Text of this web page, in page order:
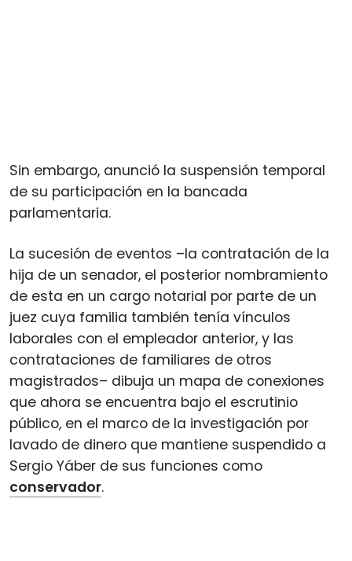
Sin embargo, anunció la suspensión temporal
de su participación en la bancada
parlamentaria.
La sucesión de eventos –la contratación de la
hija de un senador, el posterior nombramiento
de esta en un cargo notarial por parte de un
juez cuya familia también tenía vínculos
laborales con el empleador anterior, y las
contrataciones de familiares de otros
magistrados– dibuja un mapa de conexiones
que ahora se encuentra bajo el escrutinio
público, en el marco de la investigación por
lavado de dinero que mantiene suspendido a
Sergio Yáber de sus funciones como
conservador.